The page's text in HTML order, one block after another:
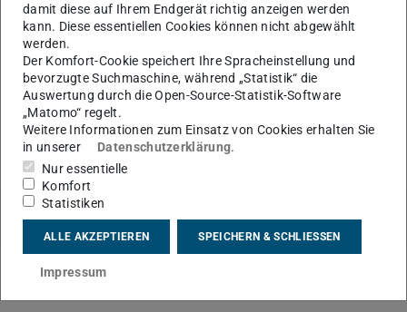
KONTAKT
damit diese auf Ihrem Endgerät richtig anzeigen werden
kann. Diese essentiellen Cookies können nicht abgewählt
werden.
Der Komfort-Cookie speichert Ihre Spracheinstellung und
bevorzugte Suchmaschine, während „Statistik“ die
Auswertung durch die Open-Source-Statistik-Software
„Matomo“ regelt.
Weitere Informationen zum Einsatz von Cookies erhalten Sie
in unserer
Datenschutzerklärung.
Nur essentielle
Komfort
Statistiken
ALLE AKZEPTIEREN SPEICHERN & SCHLIESSEN
Impressum